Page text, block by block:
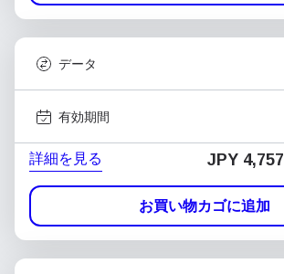
データ
有効期間
詳細を見る JPY 4,757
お買い物カゴに追加